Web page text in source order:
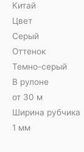
Китай
Цвет
Серый
Оттенок
Темно-серый
В рулоне
от 30 м
Ширина рубчика
1 мм